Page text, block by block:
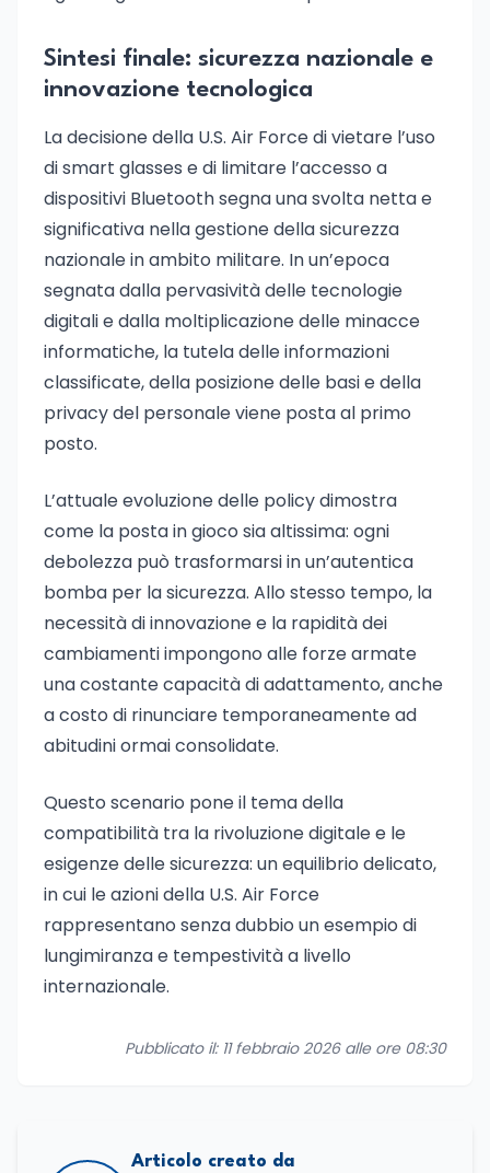
Sintesi finale: sicurezza nazionale e
innovazione tecnologica
La decisione della U.S. Air Force di vietare l’uso
di smart glasses e di limitare l’accesso a
dispositivi Bluetooth segna una svolta netta e
significativa nella gestione della sicurezza
nazionale in ambito militare. In un’epoca
segnata dalla pervasività delle tecnologie
digitali e dalla moltiplicazione delle minacce
informatiche, la tutela delle informazioni
classificate, della posizione delle basi e della
privacy del personale viene posta al primo
posto.
L’attuale evoluzione delle policy dimostra
come la posta in gioco sia altissima: ogni
debolezza può trasformarsi in un’autentica
bomba per la sicurezza. Allo stesso tempo, la
necessità di innovazione e la rapidità dei
cambiamenti impongono alle forze armate
una costante capacità di adattamento, anche
a costo di rinunciare temporaneamente ad
abitudini ormai consolidate.
Questo scenario pone il tema della
compatibilità tra la rivoluzione digitale e le
esigenze delle sicurezza: un equilibrio delicato,
in cui le azioni della U.S. Air Force
rappresentano senza dubbio un esempio di
lungimiranza e tempestività a livello
internazionale.
Pubblicato il: 11 febbraio 2026 alle ore 08:30
Articolo creato da